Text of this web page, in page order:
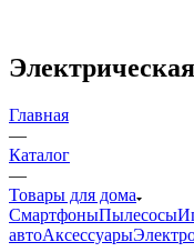
Главная
—
Каталог
—
Товары для дома
СмартфоныПылесосы
автоАксессуары